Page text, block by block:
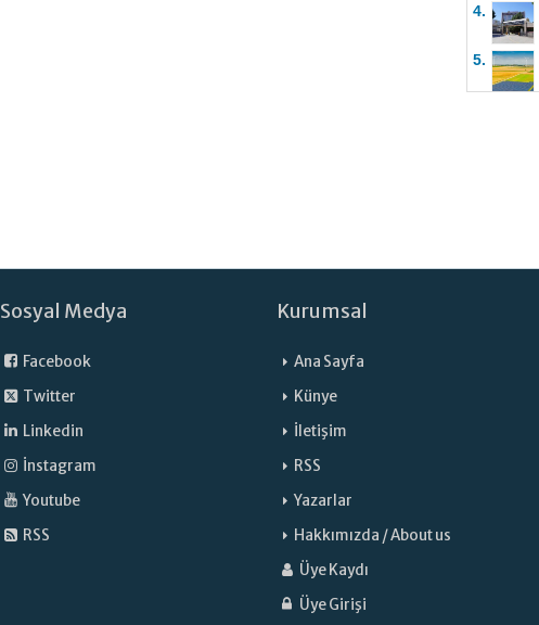
4.
5.
Sosyal Medya
Facebook
Twitter
Linkedin
İnstagram
Youtube
RSS
Kurumsal
Ana Sayfa
Künye
İletişim
RSS
Yazarlar
Hakkımızda / About us
Üye Kaydı
Üye Girişi